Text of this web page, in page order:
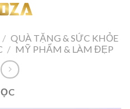
/ QUÀ TẶNG & SỨC KHỎE
/ MỸ PHẨM & LÀM ĐẸP